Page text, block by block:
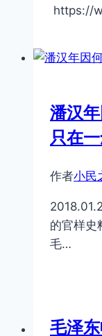
https://
潘汉
只在
作者小民
的官样史
毛…
毛泽